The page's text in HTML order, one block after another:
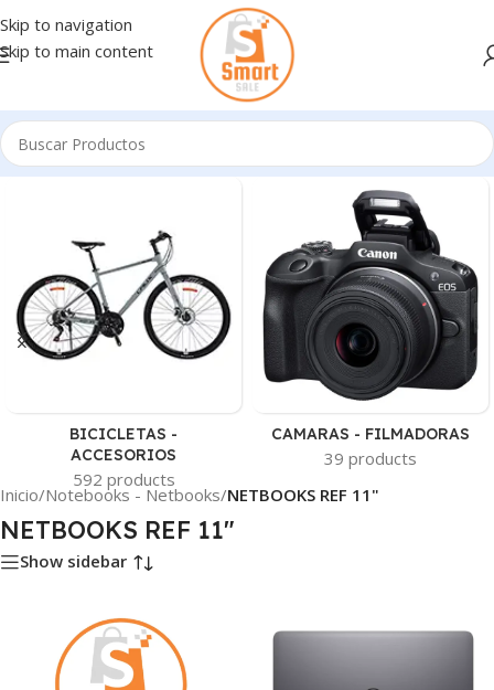
Skip to navigation
Skip to main content
BICICLETAS -
ACCESORIOS
592 products
CAMARAS - FILMADORAS
39 products
Inicio/Notebooks - Netbooks/NETBOOKS REF 11"
NETBOOKS REF 11"
Show sidebar